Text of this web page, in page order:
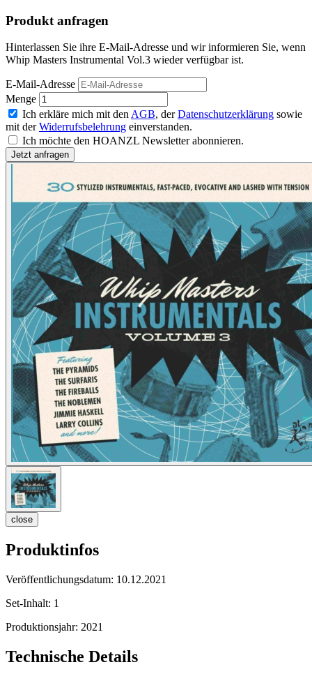
Produkt anfragen
Hinterlassen Sie ihre E-Mail-Adresse und wir informieren Sie, wenn
Whip Masters Instrumental Vol.3 wieder verfügbar ist.
E-Mail-Adresse
Menge
Ich erkläre mich mit den AGB, derDatenschutzerklärung sowie
mit derWiderrufsbelehrung einverstanden.
Ich möchte den HOANZL Newsletter abonnieren.
close
Produktinfos
Veröffentlichungsdatum: 10.12.2021
Set-Inhalt: 1
Produktionsjahr: 2021
Technische Details